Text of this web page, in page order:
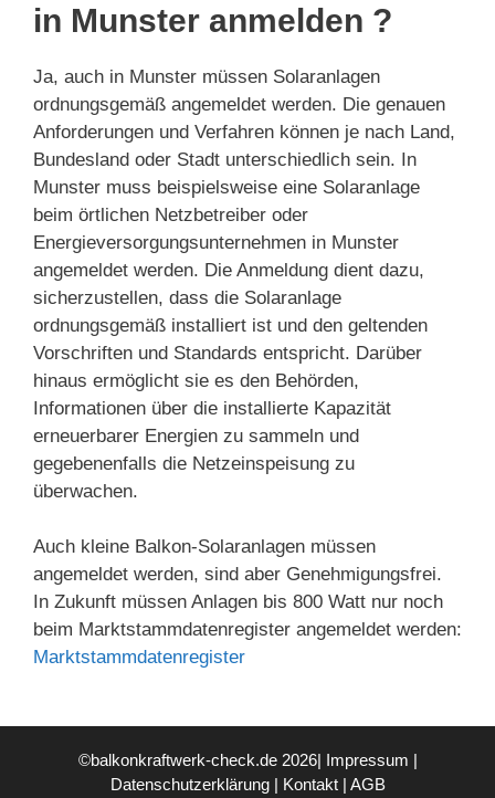
in Munster anmelden ?
Ja, auch in Munster müssen Solaranlagen
ordnungsgemäß angemeldet werden. Die genauen
Anforderungen und Verfahren können je nach Land,
Bundesland oder Stadt unterschiedlich sein. In
Munster muss beispielsweise eine Solaranlage
beim örtlichen Netzbetreiber oder
Energieversorgungsunternehmen in Munster
angemeldet werden. Die Anmeldung dient dazu,
sicherzustellen, dass die Solaranlage
ordnungsgemäß installiert ist und den geltenden
Vorschriften und Standards entspricht. Darüber
hinaus ermöglicht sie es den Behörden,
Informationen über die installierte Kapazität
erneuerbarer Energien zu sammeln und
gegebenenfalls die Netzeinspeisung zu
überwachen.
Auch kleine Balkon-Solaranlagen müssen
angemeldet werden, sind aber Genehmigungsfrei.
In Zukunft müssen Anlagen bis 800 Watt nur noch
beim Marktstammdatenregister angemeldet werden:
Marktstammdatenregister
©balkonkraftwerk-check.de 2026| Impressum |
Datenschutzerklärung| Kontakt| AGB